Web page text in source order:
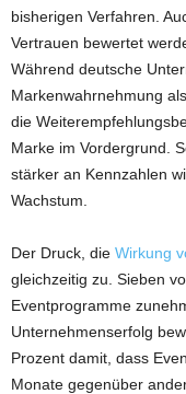
bisherigen Verfahren.
Vertrauen bewertet
Während deutsche
Markenwahrnehmung
die
Marke im Vordergrund.
stärker an Kennzahlen
Wachstum.
Der Druck, die Wirkung
gleichzeitig zu. Sieben
Eventprogramme
Unternehmenserfolg
Prozent damit, dass
Monate gegenüber